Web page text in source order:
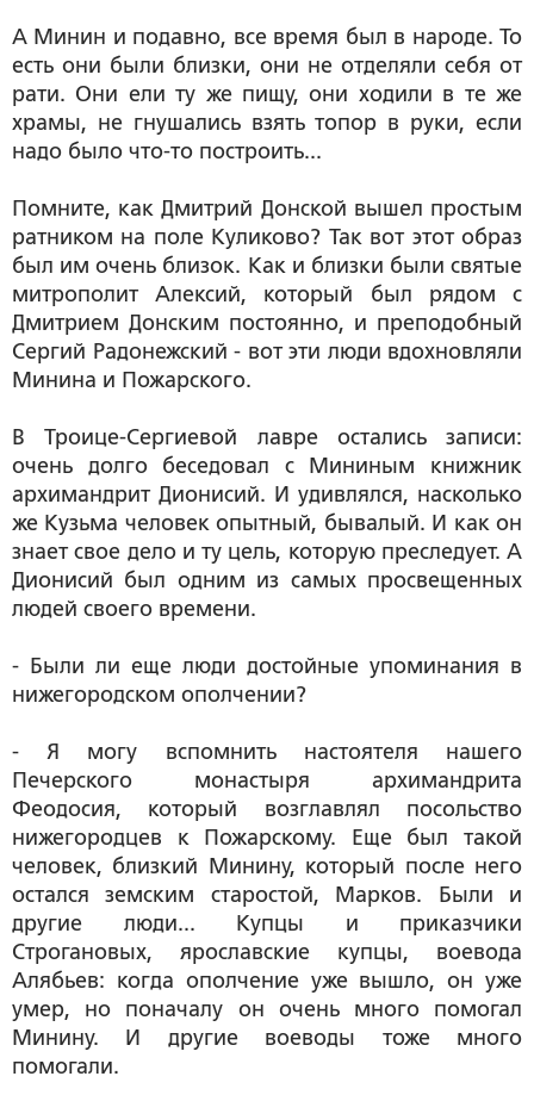
А Минин и подавно, все время был в народе. То
есть они были близки, они не отделяли себя от
рати. Они ели ту же пищу, они ходили в те же
храмы, не гнушались взять топор в руки, если
надо было что-то построить...
Помните, как Дмитрий Донской вышел простым
ратником на поле Куликово? Так вот этот образ
был им очень близок. Как и близки были святые
митрополит Алексий, который был рядом с
Дмитрием Донским постоянно, и преподобный
Сергий Радонежский - вот эти люди вдохновляли
Минина и Пожарского.
В Троице-Сергиевой лавре остались записи:
очень долго беседовал с Мининым книжник
архимандрит Дионисий. И удивлялся, насколько
же Кузьма человек опытный, бывалый. И как он
знает свое дело и ту цель, которую преследует. А
Дионисий был одним из самых просвещенных
людей своего времени.
- Были ли еще люди достойные упоминания в
нижегородском ополчении?
- Я могу вспомнить настоятеля нашего
Печерского монастыря архимандрита
Феодосия, который возглавлял посольство
нижегородцев к Пожарскому. Еще был такой
человек, близкий Минину, который после него
остался земским старостой, Марков. Были и
другие люди... Купцы и приказчики
Строгановых, ярославские купцы, воевода
Алябьев: когда ополчение уже вышло, он уже
умер, но поначалу он очень много помогал
Минину. И другие воеводы тоже много
помогали.